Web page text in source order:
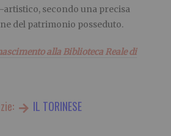
secondo una precisa
del patrimonio posseduto.
alla Biblioteca Reale di
IL TORINESE